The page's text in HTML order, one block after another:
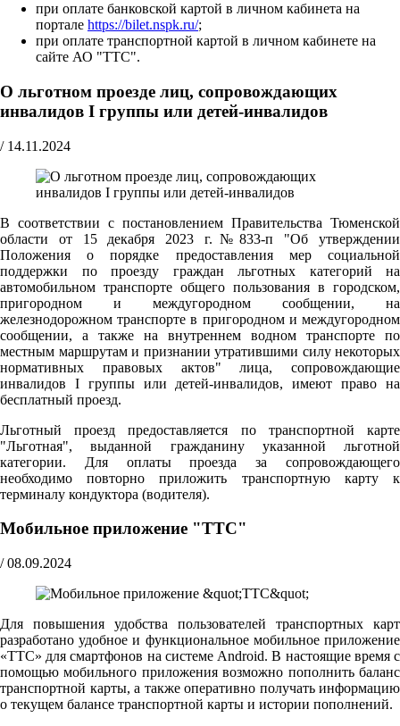
при оплате банковской картой в личном кабинета на
портале https://bilet.nspk.ru/;
при оплате транспортной картой в личном кабинете на
сайте АО "ТТС".
О льготном проезде лиц, сопровождающих
инвалидов I группы или детей-инвалидов
/ 14.11.2024
В соответствии с постановлением Правительства Тюменской
области от 15 декабря 2023 г.№833-п "Об утверждении
Положения о порядке предоставления мер социальной
поддержки по проезду граждан льготных категорий на
автомобильном транспорте общего пользования в городском,
пригородном и междугородном сообщении, на
железнодорожном транспорте в пригородном и междугородном
сообщении, а также на внутреннем водном транспорте по
местным маршрутам и признании утратившими силу некоторых
нормативных правовых актов" лица, сопровождающие
инвалидов I группы или детей-инвалидов, имеют право на
бесплатный проезд.
Льготный проезд предоставляется по транспортной карте
"Льготная", выданной гражданину указанной льготной
категории. Для оплаты проезда за сопровождающего
необходимо повторно приложить транспортную карту к
терминалу кондуктора (водителя).
Мобильное приложение "ТТС"
/ 08.09.2024
Для повышения удобства пользователей транспортных карт
разработано удобное и функциональное мобильное приложение
«ТТС» для смартфонов на системе Android. В настоящие время с
помощью мобильного приложения возможно пополнить баланс
транспортной карты, а также оперативно получать информацию
о текущем балансе транспортной карты и истории пополнений.